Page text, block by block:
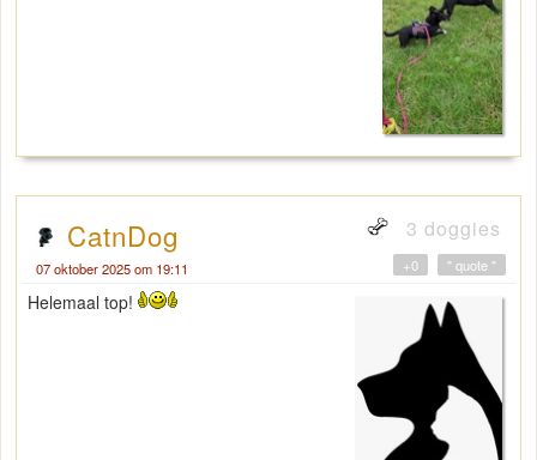
CatnDog 3 doggies
07 oktober 2025 om 19:11 " quote "
+0
Helemaal top!